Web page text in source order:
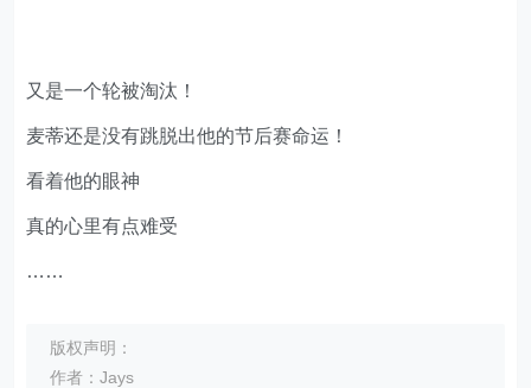
又是一个轮被淘汰！
麦蒂还是没有跳脱出他的节后赛命运！
看着他的眼神
真的心里有点难受
……
版权声明：
作者：Jays